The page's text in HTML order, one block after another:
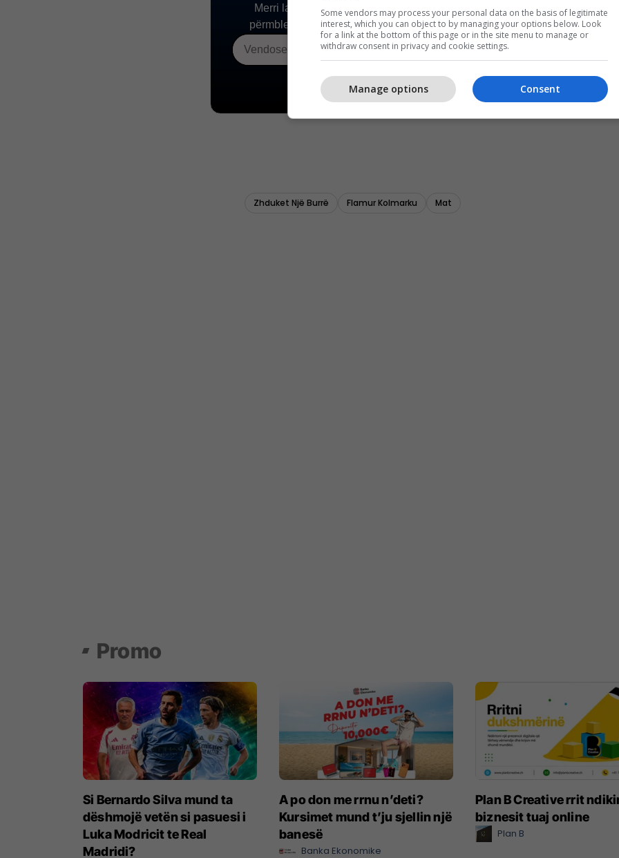
Zhduket Një Burrë Flamur Kolmarku Mat
Promo
Si Bernardo Silva mund ta
dëshmojë vetën si pasuesi i
Luka Modricit te Real
Madridi?
A po don me rrnu n’deti?
Kursimet mund t’ju sjellin një
banesë
Banka Ekonomike
Plan B Creative rrit
biznesit tuaj online
Plan B
Some vendors may process your personal data on the basis of legitimate
interest, which you can object to by managing your options below. Look
for a link at the bottom of this page or in the site menu to manage or
withdraw consent in privacy and cookie settings.
Consent
Manage options